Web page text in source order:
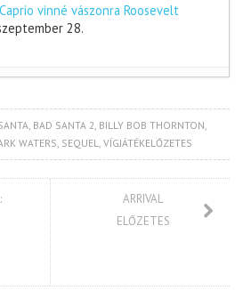
vinné vászonra Roosevelt
28.
, BAD SANTA 2, BILLY BOB THORNTON,
WATERS, SEQUEL,VÍGJÁTÉKELŐZETES
ARRIVAL
ELŐZETES